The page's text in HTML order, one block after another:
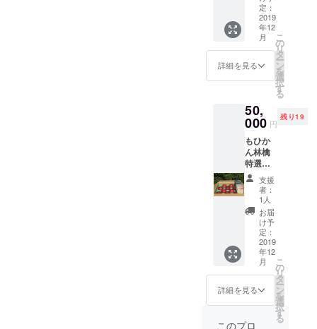
は、製
造より
六ヶ月
となっ
ており
ます。
ライ
アップ
ル1袋
（30
ｇ） ×
6箱 ま
たは6カ
所（お
贈答品
として
自宅以
外に贈
ること
ができ
ま
す。）
また、
ご自宅
等に定
期配送
するこ
とも可
能で
す。 送
り先・
自宅3カ
定：
2019
年12
月
詳細を見る
こ
の
リ
タ
ー
ン
を
選
択
す
る
50,
000 円
残り19
もひか
ん林檎
特選
サンフ
ジ
10kg（
約28～
36個）
ドライ
アップ
ル2袋
（60
ｇ）
×5箱 ま
たは5カ
所（お
歳暮や
支援
者：
1人
お届
け予
定：
2019
年12
月
詳細を見る
こ
の
リ
タ
ー
ン
を
選
択
す
る
このプロ